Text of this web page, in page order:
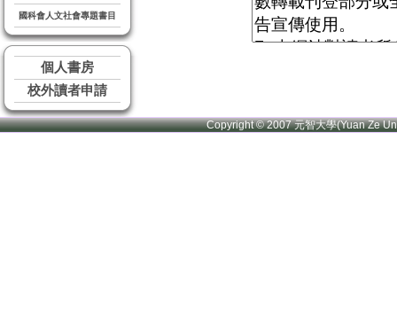
國科會人文社會專題書目
個人書房
校外讀者申請
Copyright © 2007 元智大學(Yuan Ze